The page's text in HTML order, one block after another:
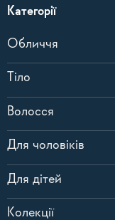
Категорії
Обличчя
Тіло
Волосся
Для чоловіків
Для дітей
Колекції